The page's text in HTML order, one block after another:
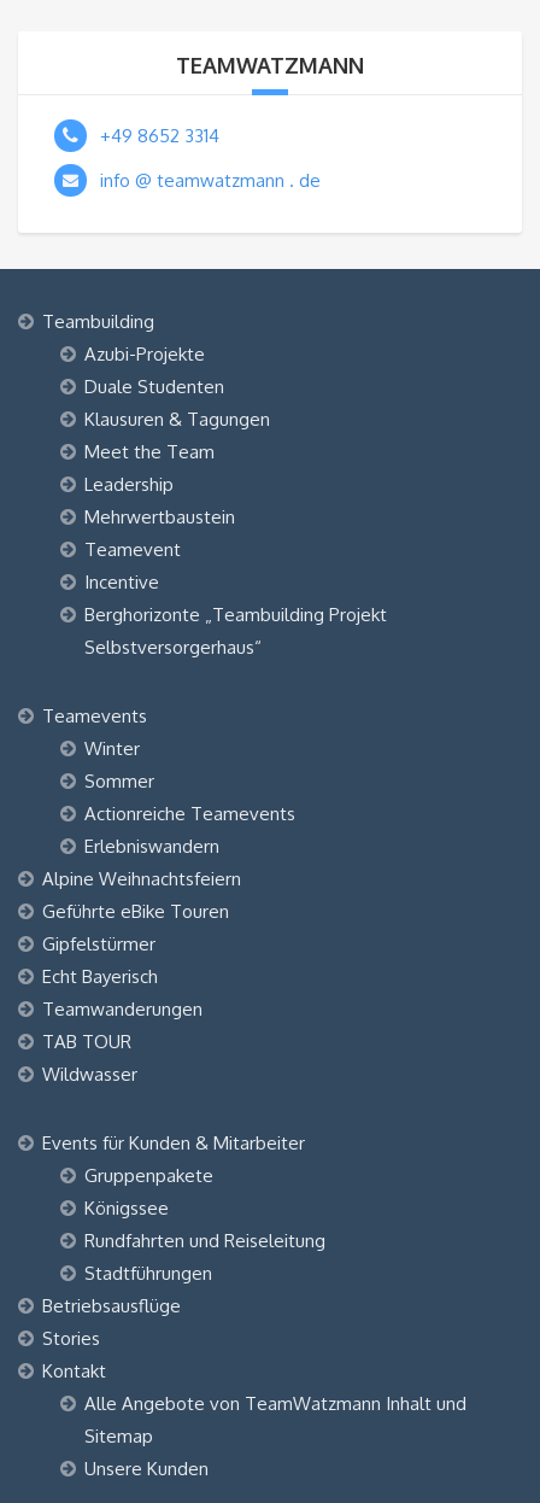
TEAMWATZMANN
+49 8652 3314
info @ teamwatzmann . de
Teambuilding
Azubi-Projekte
Duale Studenten
Klausuren & Tagungen
Meet the Team
Leadership
Mehrwertbaustein
Teamevent
Incentive
Berghorizonte „Teambuilding Projekt
Selbstversorgerhaus“
Teamevents
Winter
Sommer
Actionreiche Teamevents
Erlebniswandern
Alpine Weihnachtsfeiern
Geführte eBike Touren
Gipfelstürmer
Echt Bayerisch
Teamwanderungen
TAB TOUR
Wildwasser
Events für Kunden & Mitarbeiter
Gruppenpakete
Königssee
Rundfahrten und Reiseleitung
Stadtführungen
Betriebsausflüge
Stories
Kontakt
Alle Angebote von TeamWatzmann Inhalt und
Sitemap
Unsere Kunden